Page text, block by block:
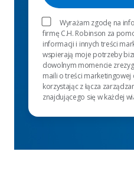
Wyrażam zgodę na
firmę C.H. Robinson za
informacji i innych treści
wspierają moje potrzeby
dowolnym momencie
maili o treści marketingowej
korzystając z łącza
znajdującego się w każdej